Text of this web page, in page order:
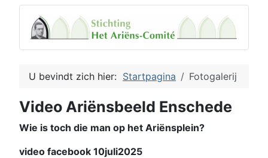
U bevindt zich hier: Startpagina Fotogalerij
Video Ariënsbeeld Enschede
Wie is toch die man op het Ariënsplein?
video facebook 10juli2025